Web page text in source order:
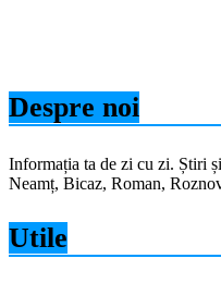
Despre noi
Informația ta de zi cu zi. Știri
Neamț, Bicaz, Roman,
Utile